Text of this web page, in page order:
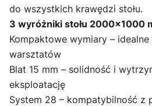
do wszystkich krawędzi stołu.
3 wyróżniki stołu 2000×1000
Kompaktowe wymiary –
warsztatów
Blat 15 mm – solidność i
eksploatację
System 28 – kompatybilność z